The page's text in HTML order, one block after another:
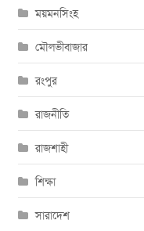
ময়মনসিংহ
মৌলভীবাজার
রংপুর
রাজনীতি
রাজশাহী
শিক্ষা
সারাদেশ